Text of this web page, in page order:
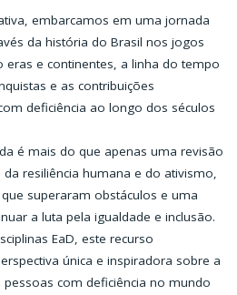
embarcamos em uma jornada
da história do Brasil nos jogos
eras e continentes, a linha do tempo
e as contribuições
deficiência ao longo dos séculos
é mais do que apenas uma revisão
da resiliência humana e do ativismo,
superaram obstáculos e uma
a luta pela igualdade e inclusão.
EaD, este recurso
única e inspiradora sobre a
com deficiência no mundo